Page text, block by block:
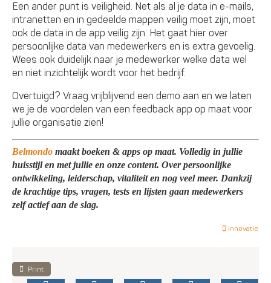
Een ander punt is veiligheid. Net als al je data in e-mails,
intranetten en in gedeelde mappen veilig moet zijn, moet
ook de data in de app veilig zijn. Het gaat hier over
persoonlijke data van medewerkers en is extra gevoelig.
Wees ook duidelijk naar je medewerker welke data wel
en niet inzichtelijk wordt voor het bedrijf.
Overtuigd? Vraag vrijblijvend een demo aan en we laten
we je de voordelen van een feedback app op maat voor
jullie organisatie zien!
Belmondomaakt boeken & apps op maat. Volledig in jullie
huisstijl en met jullie en onze content. Over persoonlijke
ontwikkeling, leiderschap, vitaliteit en nog veel meer. Dankzij
de krachtige tips, vragen, tests en lijsten gaan medewerkers
zelf actief aan de slag.
innovatie
Print